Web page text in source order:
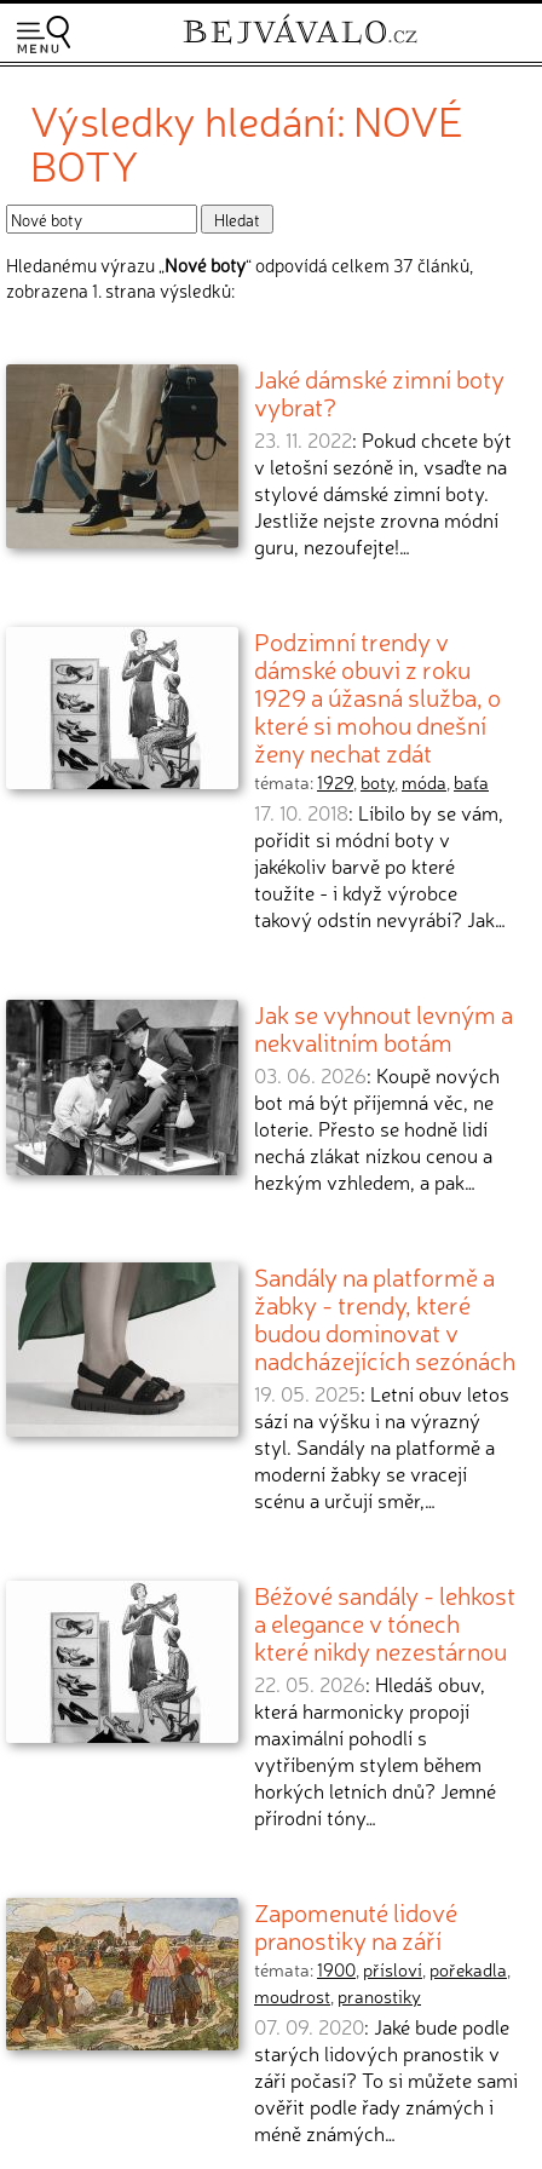
Výsledky hledání: NOVÉ
BOTY
Hledanému výrazu „Nové boty“ odpovídá celkem 37 článků,
zobrazena 1. strana výsledků:
Jaké dámské zimní boty
vybrat?
23. 11. 2022: Pokud chcete být
v letošní sezóně in, vsaďte na
stylové dámské zimní boty.
Jestliže nejste zrovna módní
guru, nezoufejte!…
Podzimní trendy v
dámské obuvi z roku
1929 a úžasná služba, o
které si mohou dnešní
ženy nechat zdát
témata:1929, boty, móda, baťa
17. 10. 2018: Líbilo by se vám,
pořídit si módní boty v
jakékoliv barvě po které
toužíte - i když výrobce
takový odstín nevyrábí? Jak…
Jak se vyhnout levným a
nekvalitním botám
03. 06. 2026: Koupě nových
bot má být příjemná věc, ne
loterie. Přesto se hodně lidí
nechá zlákat nízkou cenou a
hezkým vzhledem, a pak…
Sandály na platformě a
žabky - trendy, které
budou dominovat v
nadcházejících sezónách
19. 05. 2025: Letní obuv letos
sází na výšku i na výrazný
styl. Sandály na platformě a
moderní žabky se vracejí
scénu a určují směr,…
Béžové sandály - lehkost
a elegance v tónech
které nikdy nezestárnou
22. 05. 2026: Hledáš obuv,
která harmonicky propojí
maximální pohodlí s
vytříbeným stylem během
horkých letních dnů? Jemné
přírodní tóny…
Zapomenuté lidové
pranostiky na září
témata:1900, přísloví, pořekadla,
moudrost, pranostiky
07. 09. 2020: Jaké bude podle
starých lidových pranostik v
září počasí? To si můžete sami
ověřit podle řady známých i
méně známých…